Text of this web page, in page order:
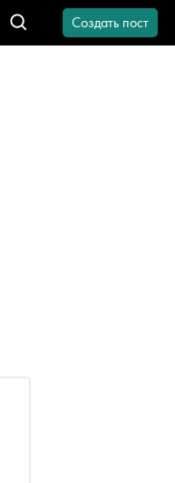
Создать пост